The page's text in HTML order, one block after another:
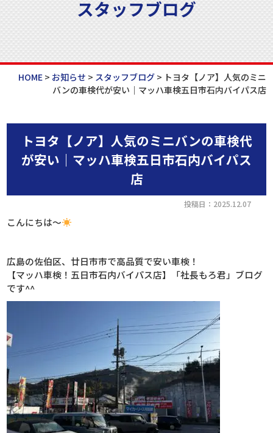
スタッフブログ
HOME> お知らせ > スタッフブログ> トヨタ【ノア】人気のミニ
バンの車検代が安い｜マッハ車検五日市石内バイパス店
トヨタ【ノア】人気のミニバンの車検代
が安い｜マッハ車検五日市石内バイパス
店
投稿日：2025.12.07
こんにちは～
広島の佐伯区、廿日市市で高品質で安い車検！
【マッハ車検！五日市石内バイパス店】「社長もろ君」ブログ
です^^